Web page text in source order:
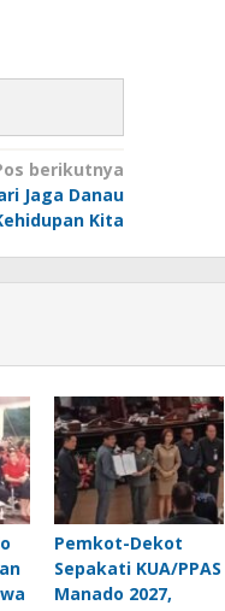
berikutnya
Jaga Danau
Kita
Pemkot-Dekot
Sepakati KUA/PPAS
Manado 2027,